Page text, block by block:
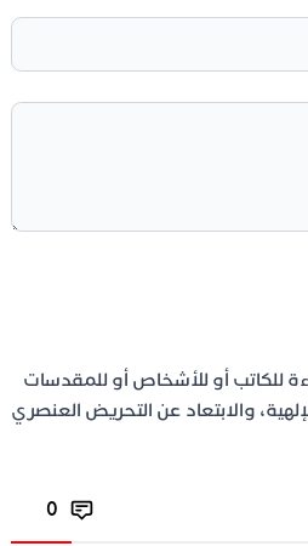
أو للأشخاص أو للمقدسات
والابتعاد عن التحريض العنصري
0